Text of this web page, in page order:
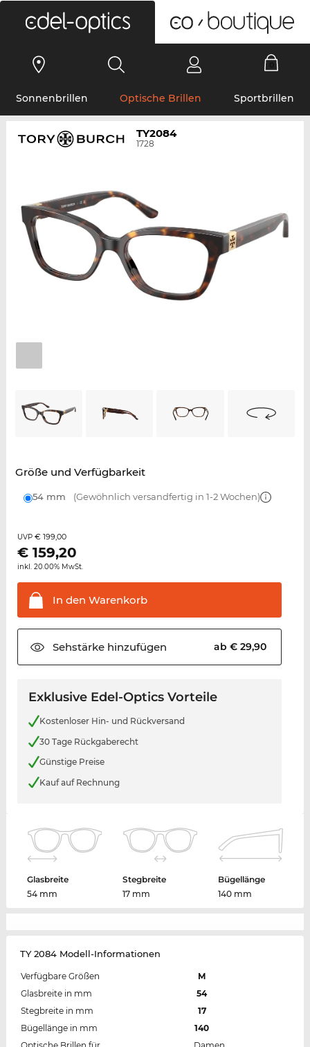
Sonnenbrillen Optische Brillen Sportbrillen
TY2084
1728
Größe und Verfügbarkeit
54 mm (Gewöhnlich versandfertig in 1-2 Wochen)
UVP € 199,00
€ 159,20
inkl. 20.00% MwSt.
In den Warenkorb
Sehstärkehinzufügen ab € 29,90
Exklusive Edel-Optics Vorteile
Kostenloser Hin- und Rückversand
30 Tage Rückgaberecht
Günstige Preise
Kauf auf Rechnung
Glasbreite
54 mm
Stegbreite
17 mm
Bügellänge
140 mm
TY 2084 Modell-Informationen
Verfügbare Größen
M
Glasbreite in mm
54
Stegbreite in mm
17
Bügellänge in mm
140